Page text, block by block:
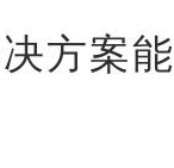
方案能